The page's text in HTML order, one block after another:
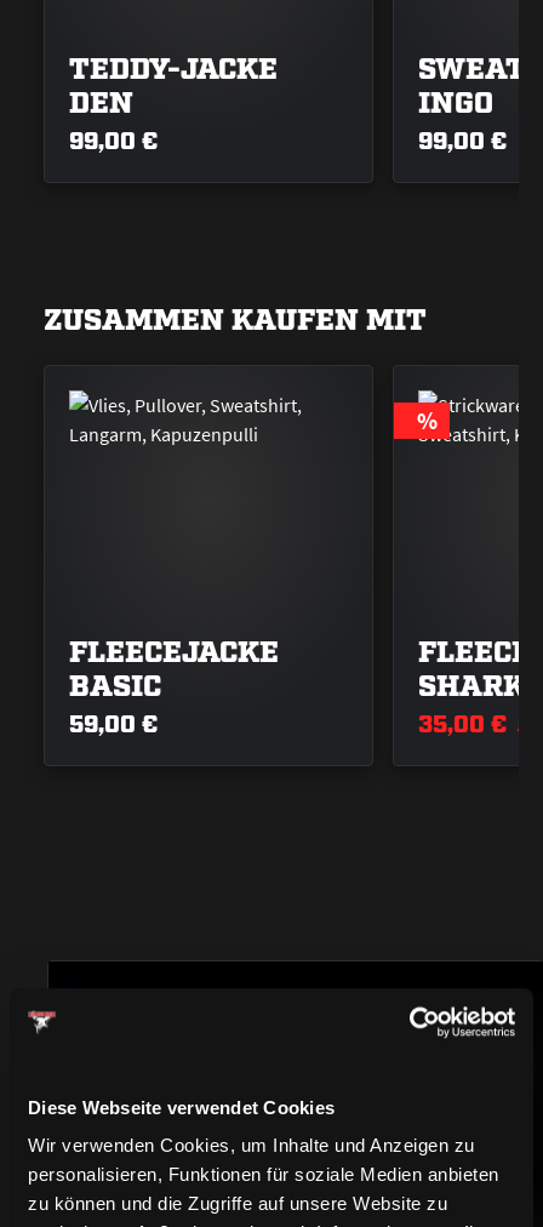
Diese Webseite verwendet Cookies
Wir verwenden Cookies, um Inhalte und Anzeigen zu
personalisieren, Funktionen für soziale Medien anbieten
zu können und die Zugriffe auf unsere Website zu
TEDDY-JACKE
DEN
99,00 €
INGO
99,00 €
ZUSAMMEN KAUFEN MIT
FLEECEJACKE
BASIC
59,00 €
RABATT
%
SHARK
35,00 €
TRIKOTS